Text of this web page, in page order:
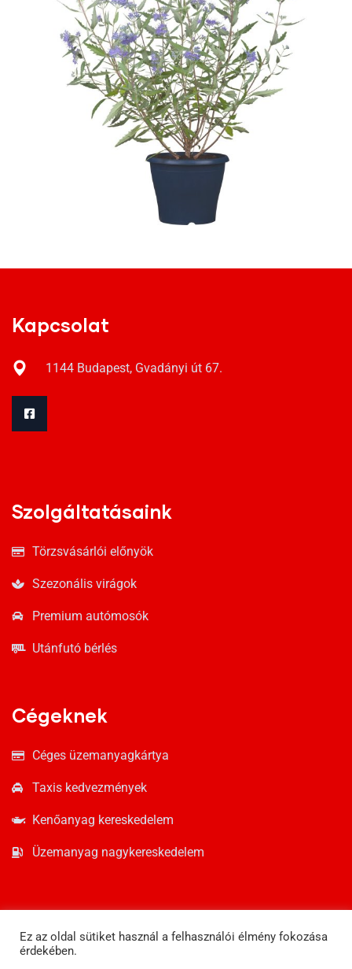
Kapcsolat
1144 Budapest, Gvadányi út 67.
Szolgáltatásaink
Törzsvásárlói előnyök
Szezonális virágok
Premium autómosók
Utánfutó bérlés
Cégeknek
Céges üzemanyagkártya
Taxis kedvezmények
Kenőanyag kereskedelem
Üzemanyag nagykereskedelem
Ez az oldal sütiket használ a felhasználói élmény fokozása
érdekében.